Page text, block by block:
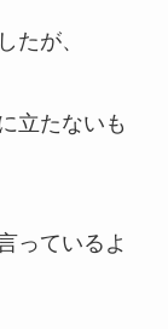
たが、
立たないも
っているよ